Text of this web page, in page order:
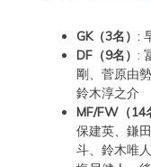
GK（3名） :
DF（9名） :
剛、菅原由
鈴木淳之介
MF/FW（14
保建英、鎌
斗、鈴木唯